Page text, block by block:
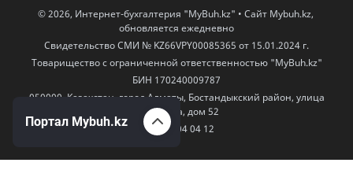
© 2026, Интернет-бухгалтерия "MyBuh.kz" • Сайт Mybuh.kz,
обновляется ежедневно
Свидетельство СМИ № KZ66VPY00085365 от 15.01.2024 г.
Товарищество с ограниченной ответственностью "MyBuh.kz"
БИН 170240009787
050000, Казахстан, город Алматы, Бостандыкский район, улица
Егизбаева, дом 52
+7 777 504 04 12
Портал Mybuh.kz